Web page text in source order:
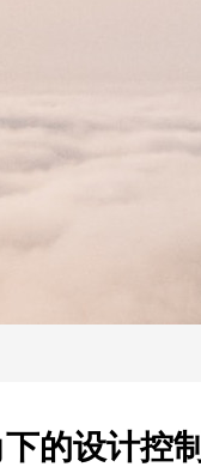
的设计控制